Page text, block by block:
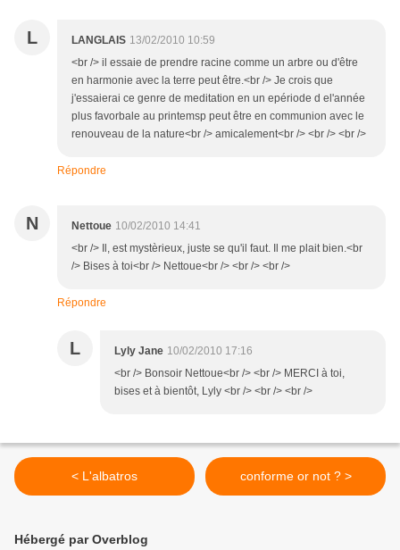
L LANGLAIS 13/02/2010 10:59
<br /> il essaie de prendre racine comme un arbre ou d'être
en harmonie avec la terre peut être.<br /> Je crois que
j'essaierai ce genre de meditation en un epériode d el'année
plus favorbale au printemsp peut être en communion avec le
renouveau de la nature<br /> amicalement<br /> <br /> <br />
Répondre
N Nettoue 10/02/2010 14:41
<br /> Il, est mystèrieux, juste se qu'il faut. Il me plait bien.<br
/> Bises à toi<br /> Nettoue<br /> <br /> <br />
Répondre
L Lyly Jane 10/02/2010 17:16
<br /> Bonsoir Nettoue<br /> <br /> MERCI à toi,
bises et à bientôt, Lyly <br /> <br /> <br />
< L'albatros conforme or not ? >
Hébergé par Overblog